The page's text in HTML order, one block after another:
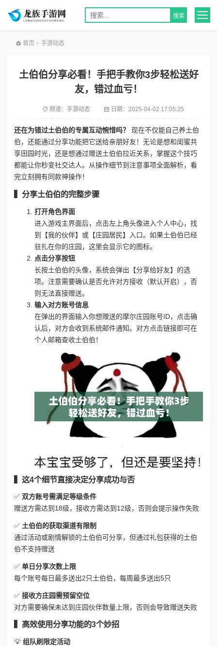
首页 > 手游动态
土伯伯分享必看！手把手教你3步轻松送好
友，错过血亏！
频道： 手游动态 日期： 2025-04-02 17:05:25
还在为错过土伯伯的专属互动惋惜吗？
现在不仅能自己养土伯
伯，还能通过分享功能把它送给亲朋好友！无论是想和闺蜜共
享田园时光，还是想通过赠送土伯伯拉近关系，掌握这个技巧
都能让你秒变社交达人。从操作细节到注意事项全面解析，看
完立刻拥有同款神操作！
▍分享土伯伯的完整步骤
打开角色界面
进入游戏主界面后，点击左上角头像进入个人中心，找
到【我的伙伴】或【庄园居民】入口。如果土伯伯已经
驻扎在你的庄园，这里会显示它的图标。
点击分享按钮
长按土伯伯的头像，系统会弹出【分享给好友】的选
项。注意需要确认是否允许对方接收（默认开启），否
则无法直接赠送。
输入对方账号信息
在弹出的界面输入你想赠送的摩尔庄园账号ID，点击确
认后，对方会收到系统邮件通知。对方点击链接即可在
个人邮箱查收土伯伯！
▍这4个细节直接决定分享成功与否
✅ 双方账号需满足等级条件
赠送方需达到18级，接收方需达到12级，否则会提示操作失败
✅ 土伯伯的获取渠道有限制
通过活动或剧情解锁的土伯伯可分享，但通过礼包获得的土伯
伯不支持赠送
✅ 单日分享次数上限
每个账号每日最多送出2只土伯伯，每周最多送出5只
✅ 接收方庄园需预留空位
对方需要确保未达到庄园伙伴数量上限，否则会导致赠送失败
▍高效使用分享功能的3个妙招
💡 组队刷限定活动